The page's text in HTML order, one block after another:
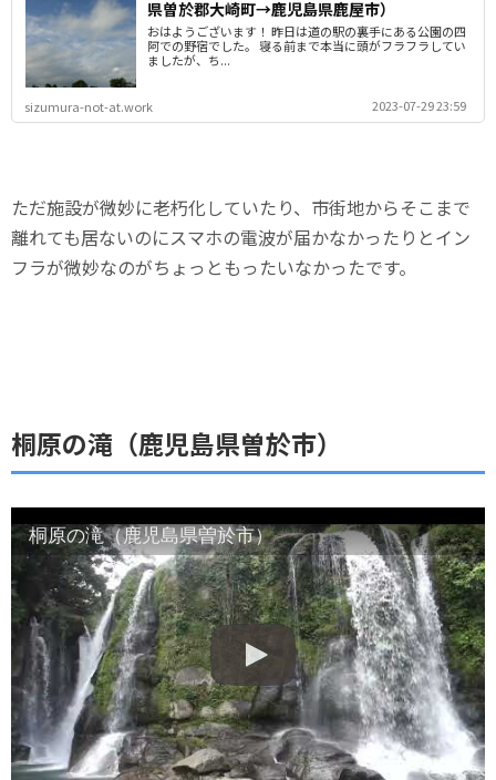
県曽於郡大崎町→鹿児島県鹿屋市）
おはようございます！ 昨日は道の駅の裏手にある公園の四
阿での野宿でした。 寝る前まで本当に頭がフラフラしてい
ましたが、ち...
sizumura-not-at.work 2023-07-29 23:59
ただ施設が微妙に老朽化していたり、市街地からそこまで
離れても居ないのにスマホの電波が届かなかったりとイン
フラが微妙なのがちょっともったいなかったです。
桐原の滝（鹿児島県曽於市）
桐原の滝（鹿児島県曽於市）